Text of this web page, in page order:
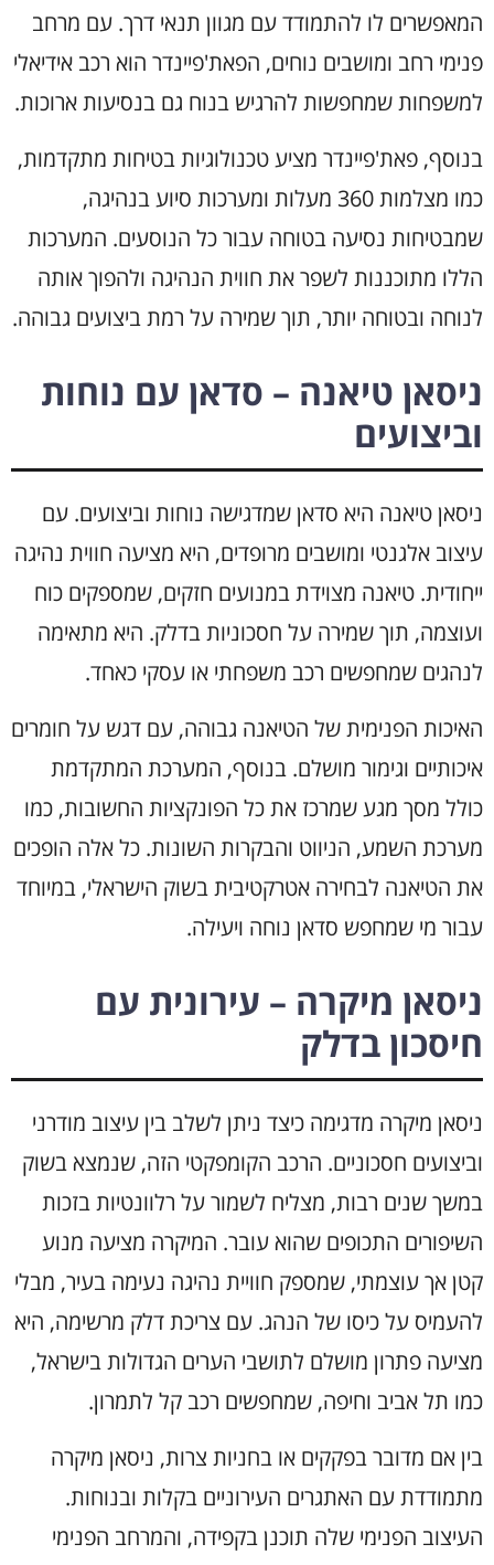
המאפשרים לו להתמודד עם מגוון תנאי דרך. עם מרחב
פנימי רחב ומושבים נוחים, הפאת'פיינדר הוא רכב אידיאלי
למשפחות שמחפשות להרגיש בנוח גם בנסיעות ארוכות.
בנוסף, פאת'פיינדר מציע טכנולוגיות בטיחות מתקדמות,
כמו מצלמות 360 מעלות ומערכות סיוע בנהיגה,
שמבטיחות נסיעה בטוחה עבור כל הנוסעים. המערכות
הללו מתוכננות לשפר את חווית הנהיגה ולהפוך אותה
לנוחה ובטוחה יותר, תוך שמירה על רמת ביצועים גבוהה.
ניסאן טיאנה – סדאן עם נוחות
וביצועים
ניסאן טיאנה היא סדאן שמדגישה נוחות וביצועים. עם
עיצוב אלגנטי ומושבים מרופדים, היא מציעה חווית נהיגה
ייחודית. טיאנה מצוידת במנועים חזקים, שמספקים כוח
ועוצמה, תוך שמירה על חסכוניות בדלק. היא מתאימה
לנהגים שמחפשים רכב משפחתי או עסקי כאחד.
האיכות הפנימית של הטיאנה גבוהה, עם דגש על חומרים
איכותיים וגימור מושלם. בנוסף, המערכת המתקדמת
כולל מסך מגע שמרכז את כל הפונקציות החשובות, כמו
מערכת השמע, הניווט והבקרות השונות. כל אלה הופכים
את הטיאנה לבחירה אטרקטיבית בשוק הישראלי, במיוחד
עבור מי שמחפש סדאן נוחה ויעילה.
ניסאן מיקרה – עירונית עם
חיסכון בדלק
ניסאן מיקרה מדגימה כיצד ניתן לשלב בין עיצוב מודרני
וביצועים חסכוניים. הרכב הקומפקטי הזה, שנמצא בשוק
במשך שנים רבות, מצליח לשמור על רלוונטיות בזכות
השיפורים התכופים שהוא עובר. המיקרה מציעה מנוע
קטן אך עוצמתי, שמספק חוויית נהיגה נעימה בעיר, מבלי
להעמיס על כיסו של הנהג. עם צריכת דלק מרשימה, היא
מציעה פתרון מושלם לתושבי הערים הגדולות בישראל,
כמו תל אביב וחיפה, שמחפשים רכב קל לתמרון.
בין אם מדובר בפקקים או בחניות צרות, ניסאן מיקרה
מתמודדת עם האתגרים העירוניים בקלות ובנוחות.
העיצוב הפנימי שלה תוכנן בקפידה, והמרחב הפנימי